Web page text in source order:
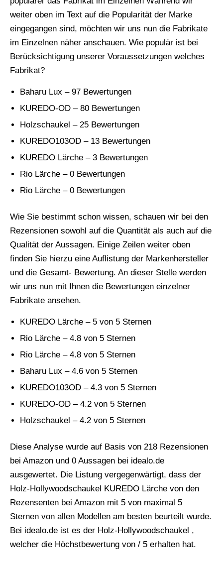
weiter oben im Text auf die Popularität der Marke
eingegangen sind, möchten wir uns nun die Fabrikate
im Einzelnen näher anschauen. Wie populär ist bei
Berücksichtigung unserer Voraussetzungen welches
Fabrikat?
Baharu Lux – 97 Bewertungen
KUREDO-OD – 80 Bewertungen
Holzschaukel – 25 Bewertungen
KUREDO103OD – 13 Bewertungen
KUREDO Lärche – 3 Bewertungen
Rio Lärche – 0 Bewertungen
Rio Lärche – 0 Bewertungen
Wie Sie bestimmt schon wissen, schauen wir bei den
Rezensionen sowohl auf die Quantität als auch auf die
Qualität der Aussagen. Einige Zeilen weiter oben
finden Sie hierzu eine Auflistung der Markenhersteller
und die Gesamt- Bewertung. An dieser Stelle werden
wir uns nun mit Ihnen die Bewertungen einzelner
Fabrikate ansehen.
KUREDO Lärche – 5 von 5 Sternen
Rio Lärche – 4.8 von 5 Sternen
Rio Lärche – 4.8 von 5 Sternen
Baharu Lux – 4.6 von 5 Sternen
KUREDO103OD – 4.3 von 5 Sternen
KUREDO-OD – 4.2 von 5 Sternen
Holzschaukel – 4.2 von 5 Sternen
Diese Analyse wurde auf Basis von 218 Rezensionen
bei Amazon und 0 Aussagen bei idealo.de
ausgewertet. Die Listung vergegenwärtigt, dass der
Holz-Hollywoodschaukel KUREDO Lärche von den
Rezensenten bei Amazon mit 5 von maximal 5
Sternen von allen Modellen am besten beurteilt wurde.
Bei idealo.de ist es der Holz-Hollywoodschaukel ,
welcher die Höchstbewertung von / 5 erhalten hat.